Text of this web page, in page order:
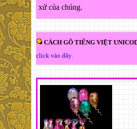
xứ của chúng.
CÁCH GÕ TIẾNG VIỆT
click vào đây.